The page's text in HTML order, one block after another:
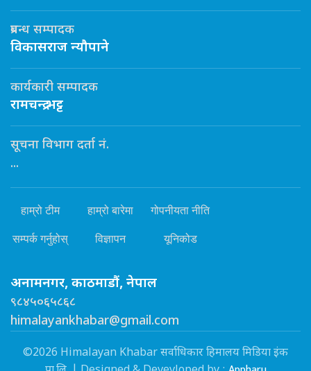
प्रबन्ध सम्पादक
विकासराज न्यौपाने
कार्यकारी सम्पादक
रामचन्द्र भट्ट
सूचना विभाग दर्ता नं.
...
हाम्रो टीम हाम्रो बारेमा गोपनीयता नीति
सम्पर्क गर्नुहोस् विज्ञापन यूनिकोड
अनामनगर, काठमाडौं, नेपाल
९८४५०६५८६८
himalayankhabar@gmail.com
©2026 Himalayan Khabar सर्वाधिकार हिमालय मिडिया इंक